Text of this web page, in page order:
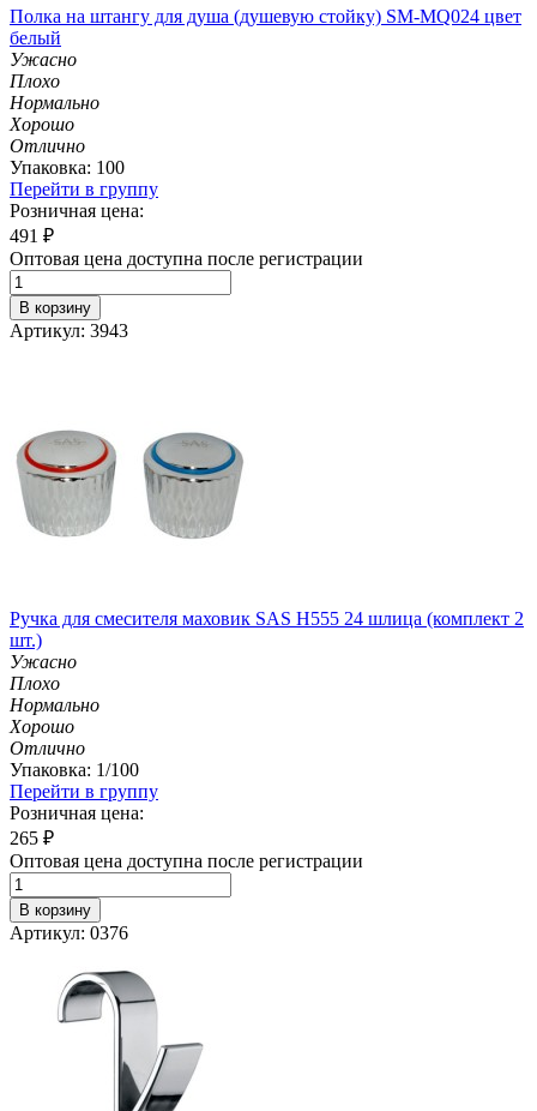
Полка на штангу для душа (душевую стойку) SM-MQ024 цвет
белый
Ужасно
Плохо
Нормально
Хорошо
Отлично
Упаковка: 100
Перейти в группу
Розничная цена:
491 ₽
Оптовая цена доступна после регистрации
В корзину
Артикул: 3943
Ручка для смесителя маховик SAS H555 24 шлица (комплект 2
шт.)
Ужасно
Плохо
Нормально
Хорошо
Отлично
Упаковка: 1/100
Перейти в группу
Розничная цена:
265 ₽
Оптовая цена доступна после регистрации
В корзину
Артикул: 0376